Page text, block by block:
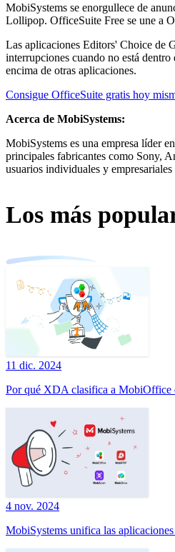
MobiSystems se enorgullece de
Lollipop. OfficeSuite Free se une a
Las aplicaciones Editors' Choice de
interrupciones cuando no está
encima de otras aplicaciones.
Consigue OfficeSuite gratis hoy
Acerca de MobiSystems:
MobiSystems es una empresa líder
principales fabricantes como Sony,
usuarios individuales y empresariales
Los más
11 dic. 2024
Por qué XDA clasifica a MobiOffice
4 nov. 2024
MobiSystems unifica las